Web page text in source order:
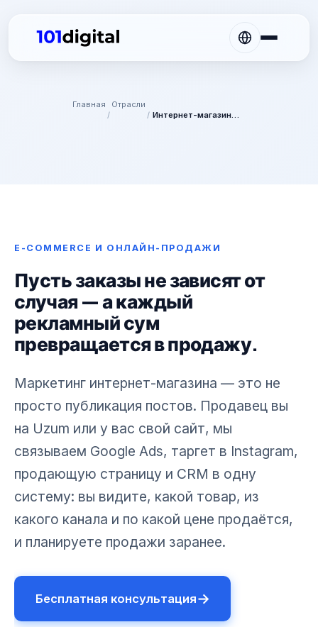
Главная
/
Отрасли
/
Интернет-магазины и e-commerce
E-COMMERCE И ОНЛАЙН-ПРОДАЖИ
Пусть заказы не зависят от
случая — а каждый
рекламный сум
превращается в продажу.
Маркетинг интернет-магазина — это не
просто публикация постов. Продавец вы
на Uzum или у вас свой сайт, мы
связываем Google Ads, таргет в Instagram,
продающую страницу и CRM в одну
систему: вы видите, какой товар, из
какого канала и по какой цене продаётся,
и планируете продажи заранее.
Бесплатная консультация→